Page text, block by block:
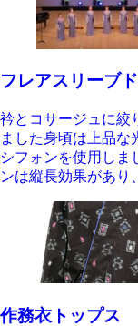
フレアスリーブ
衿とコサージュに絞
ました身頃は上品な
シフォンを使用しま
ンは縦長効果があり
作務衣トップス